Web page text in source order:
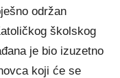
održan
školskog
je bio izuzetno
koji će se